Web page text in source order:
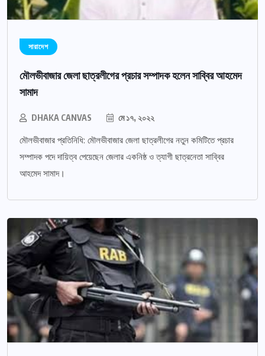
সারাদেশ
মৌলভীবাজার জেলা ছাত্রলীগের প্রচার সম্পাদক হলেন সাব্বির আহমেদ
সামাদ
DHAKA CANVAS মে ১৭, ২০২২
মৌলভীবাজার প্রতিনিধি: মৌলভীবাজার জেলা ছাত্রলীগের নতুন কমিটিতে প্রচার
সম্পাদক পদে দায়িত্ব পেয়েছেন জেলার একনিষ্ঠ ও ত্যাগী ছাত্রনেতা সাব্বির
আহমেদ সামাদ।